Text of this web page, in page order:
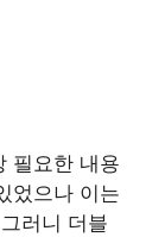
필요한 내용
었으나 이는
러니 더블